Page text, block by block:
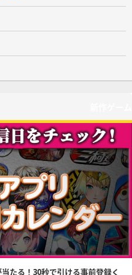
たる！30秒で引ける事前登録く